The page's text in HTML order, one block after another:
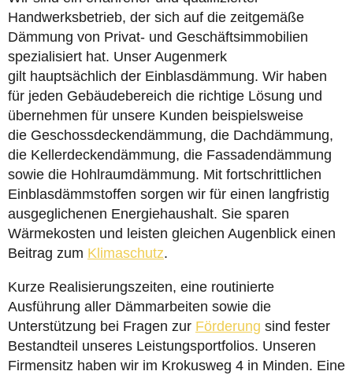
Handwerksbetrieb, der sich auf die zeitgemäße
Dämmung von Privat- und Geschäftsimmobilien
spezialisiert hat. Unser Augenmerk
gilt hauptsächlich der Einblasdämmung. Wir haben
für jeden Gebäudebereich die richtige Lösung und
übernehmen für unsere Kunden beispielsweise
die Geschossdeckendämmung, die Dachdämmung,
die Kellerdeckendämmung, die Fassadendämmung
sowie die Hohlraumdämmung. Mit fortschrittlichen
Einblasdämmstoffen sorgen wir für einen langfristig
ausgeglichenen Energiehaushalt. Sie sparen
Wärmekosten und leisten gleichen Augenblick einen
Beitrag zum Klimaschutz.
Kurze Realisierungszeiten, eine routinierte
Ausführung aller Dämmarbeiten sowie die
Unterstützung bei Fragen zur Förderung sind fester
Bestandteil unseres Leistungsportfolios. Unseren
Firmensitz haben wir im Krokusweg 4 in Minden. Eine